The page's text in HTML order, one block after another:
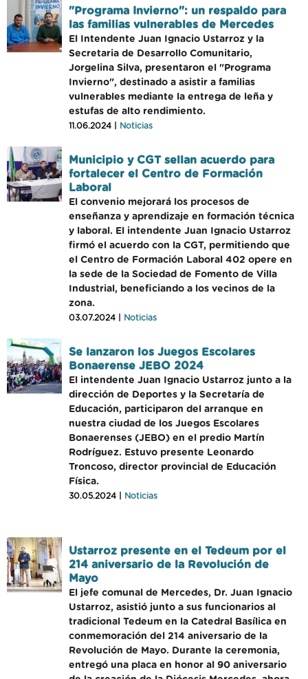
"Programa Invierno": un respaldo para
las familias vulnerables de Mercedes
El Intendente Juan Ignacio Ustarroz y la
Secretaria de Desarrollo Comunitario,
Jorgelina Silva, presentaron el "Programa
Invierno", destinado a asistir a familias
vulnerables mediante la entrega de leña y
estufas de alto rendimiento.
11.06.2024 | Noticias
Municipio y CGT sellan acuerdo para
fortalecer el Centro de Formación
Laboral
El convenio mejorará los procesos de
enseñanza y aprendizaje en formación técnica
y laboral. El intendente Juan Ignacio Ustarroz
firmó el acuerdo con la CGT, permitiendo que
el Centro de Formación Laboral 402 opere en
la sede de la Sociedad de Fomento de Villa
Industrial, beneficiando a los vecinos de la
zona.
03.07.2024 | Noticias
Se lanzaron los Juegos Escolares
Bonaerense JEBO 2024
El intendente Juan Ignacio Ustarroz junto a la
dirección de Deportes y la Secretaría de
Educación, participaron del arranque en
nuestra ciudad de los Juegos Escolares
Bonaerenses (JEBO) en el predio Martín
Rodríguez. Estuvo presente Leonardo
Troncoso, director provincial de Educación
Física.
30.05.2024 | Noticias
Ustarroz presente en el Tedeum por el
214 aniversario de la Revolución de
Mayo
El jefe comunal de Mercedes, Dr. Juan Ignacio
Ustarroz, asistió junto a sus funcionarios al
tradicional Tedeum en la Catedral Basílica en
conmemoración del 214 aniversario de la
Revolución de Mayo. Durante la ceremonia,
entregó una placa en honor al 90 aniversario